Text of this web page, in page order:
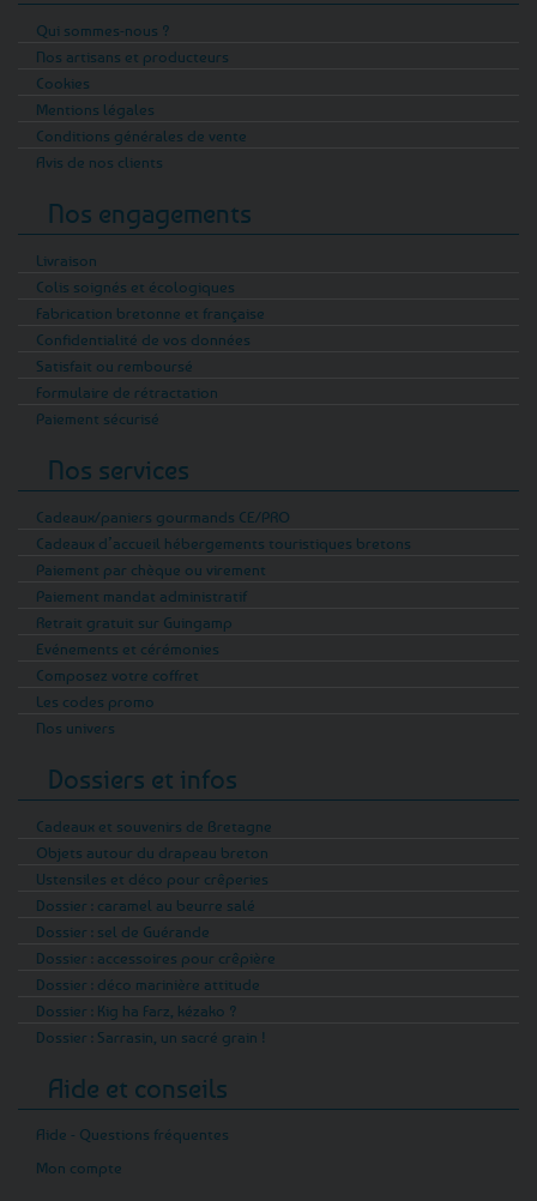
Qui sommes-nous ?
Nos artisans et producteurs
Cookies
Mentions légales
Conditions générales de vente
Avis de nos clients
Nos engagements
Livraison
Colis soignés et écologiques
Fabrication bretonne et française
Confidentialité de vos données
Satisfait ou remboursé
Formulaire de rétractation
Paiement sécurisé
Nos services
Cadeaux/paniers gourmands CE/PRO
Cadeaux d’accueil hébergements touristiques bretons
Paiement par chèque ou virement
Paiement mandat administratif
Retrait gratuit sur Guingamp
Evénements et cérémonies
Composez votre coffret
Les codes promo
Nos univers
Dossiers et infos
Cadeaux et souvenirs de Bretagne
Objets autour du drapeau breton
Ustensiles et déco pour crêperies
Dossier : caramel au beurre salé
Dossier : sel de Guérande
Dossier : accessoires pour crêpière
Dossier : déco marinière attitude
Dossier : Kig ha Farz, kézako ?
Dossier : Sarrasin, un sacré grain !
Aide et conseils
Aide - Questions fréquentes
Mon compte